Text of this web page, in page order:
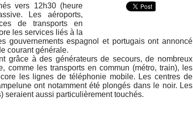
vers 12h30 (heure
Les aéroports,
de transports en
les services liés à la
gouvernements espagnol et portugais ont annoncé
courant générale.
grâce à des générateurs de secours, de nombreux
comme les transports en commun (métro, train), les
les lignes de téléphonie mobile. Les centres de
ont notamment été plongés dans le noir. Les
seraient aussi particulièrement touchés.